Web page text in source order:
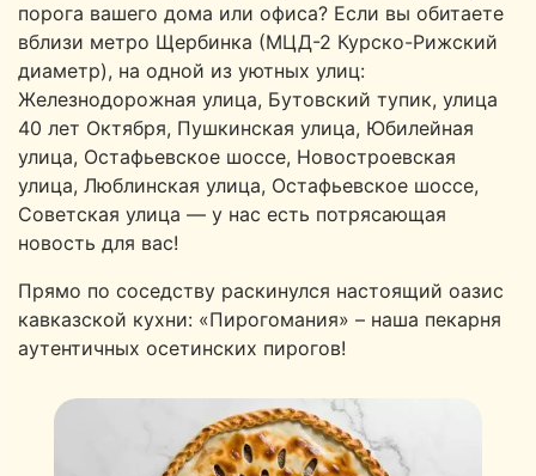
порога вашего дома или офиса? Если вы обитаете
вблизи метро Щербинка (МЦД-2 Курско-Рижский
диаметр), на одной из уютных улиц:
Железнодорожная улица, Бутовский тупик, улица
40 лет Октября, Пушкинская улица, Юбилейная
улица, Остафьевское шоссе, Новостроевская
улица, Люблинская улица, Остафьевское шоссе,
Советская улица — у нас есть потрясающая
новость для вас!
Прямо по соседству раскинулся настоящий оазис
кавказской кухни: «Пирогомания» – наша пекарня
аутентичных осетинских пирогов!